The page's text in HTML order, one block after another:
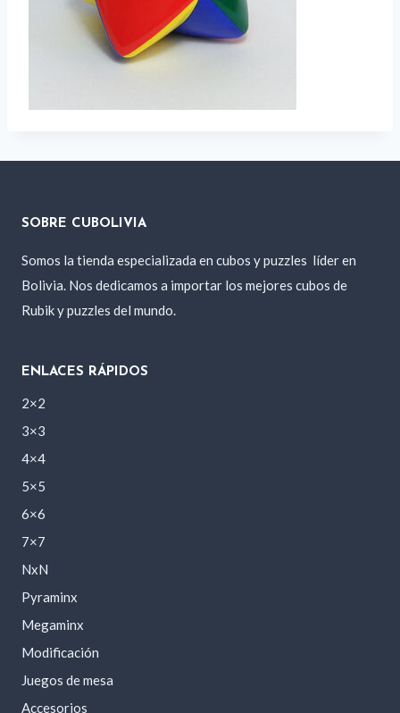
SOBRE CUBOLIVIA
Somos la tienda especializada en cubos y puzzles líder en
Bolivia. Nos dedicamos a importar los mejores cubos de
Rubik y puzzles del mundo.
ENLACES RÁPIDOS
2×2
3×3
4×4
5×5
6×6
7×7
NxN
Pyraminx
Megaminx
Modificación
Juegos de mesa
Accesorios